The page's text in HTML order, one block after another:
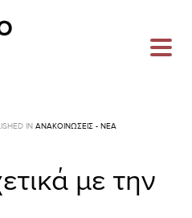
IN ΑΝΑΚΟΙΝΏΣΕΙΣ - ΝΈΑ
με την